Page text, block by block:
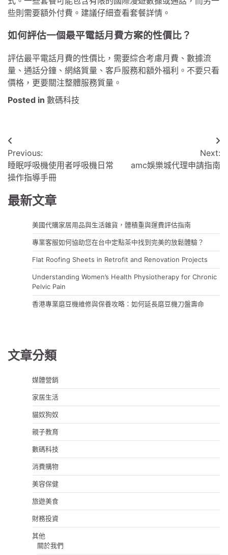
些則需要額外付費。建議仔細查看套餐詳情。
如何評估一個最平電話月費方案的性價比？
評估最平電話月費的性價比，需要綜合考慮月費、數據流
量、通話分鐘、網絡質量、客戶服務和額外福利。不要只看
價格，更要關注整體服務質量。
Posted in 數碼科技
文
章
導
覽
Previous:
睡眠呼吸機使用者呼吸機日常
操作指導手冊
Next:
amc娛樂城代理申請指南
最新文章
美國代購家居用品與生活雜貨，體積重與運費評估指南
專業客服如何協助您在台中定點茶中找到完美的放鬆體驗？
Flat Roofing Sheets in Retrofit and Renovation Projects
Understanding Women’s Health Physiotherapy for Chronic
Pelvic Pain
香港專業磨豆機維修與保養攻略：如何延長磨豆機刀盤壽命
文章分類
媒體營銷
家居生活
貓奴狗奴
親子教育
數碼科技
消費購物
美容保健
旅遊美食
財務投資
其他
關於我們